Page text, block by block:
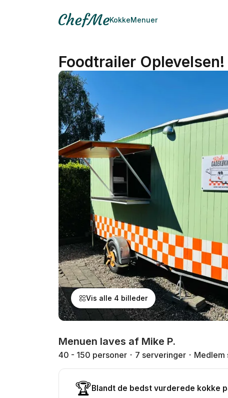
KokkeMenuer
Foodtrailer
Vis alle 4 billeder
Menuen laves af Mike P.
40 - 150 personer 7 serveringer Medlem
🏆Blandt de bedst vurderede kokke